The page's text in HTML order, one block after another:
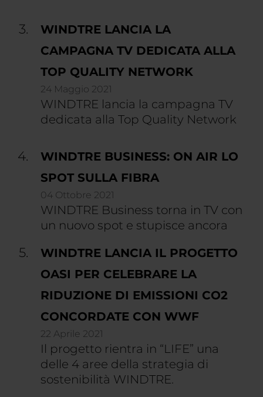
WINDTRE LANCIA LA
CAMPAGNA TV DEDICATA ALLA
TOP QUALITY NETWORK
24 Maggio 2021
WINDTRE lancia la campagna TV
dedicata alla Top Quality Network
WINDTRE BUSINESS: ON AIR LO
SPOT SULLA FIBRA
04 Ottobre 2021
WINDTRE Business torna in TV con
un nuovo spot e stupisce ancora
WINDTRE LANCIA IL PROGETTO
OASI PER CELEBRARE LA
RIDUZIONE DI EMISSIONI CO2
CONCORDATE CON WWF
22 Aprile 2021
Il progetto rientra in “LIFE” una
delle 4 aree della strategia di
sostenibilità WINDTRE.